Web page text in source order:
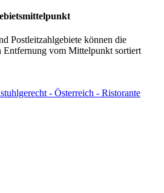
Postleitzahlgebiete können die
Entfernung vom Mittelpunkt sortiert